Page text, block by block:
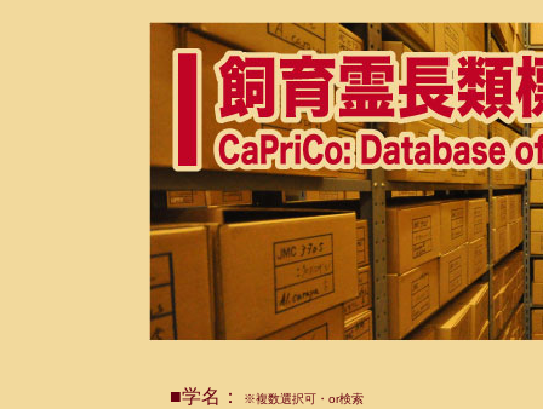
■学名： ※複数選択可・or検索